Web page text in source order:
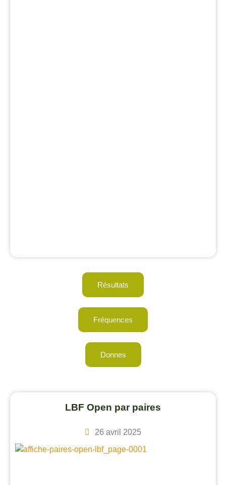
Résultats
Fréquences
Donnes
LBF Open par paires
26 avril 2025